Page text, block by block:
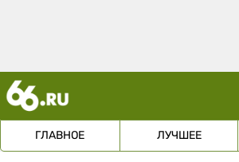
ГЛАВНОЕ ЛУЧШЕЕ